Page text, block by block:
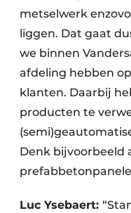
metselwerk
liggen. Dat gaat
we binnen
afdeling hebben
klanten. Daarbij
producten te
Denk bijvoorbeeld
Luc Ysebaert: